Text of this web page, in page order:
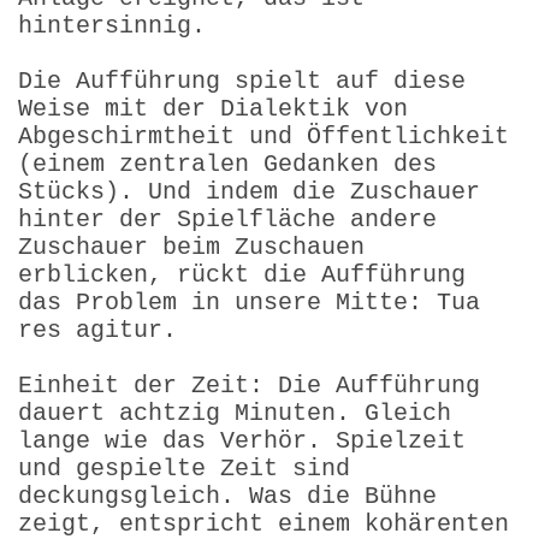
hintersinnig.
Die Aufführung spielt auf diese
Weise mit der Dialektik von
Abgeschirmtheit und Öffentlichkeit
(einem zentralen Gedanken des
Stücks). Und indem die Zuschauer
hinter der Spielfläche andere
Zuschauer beim Zuschauen
erblicken, rückt die Aufführung
das Problem in unsere Mitte: Tua
res agitur.
Einheit der Zeit: Die Aufführung
dauert achtzig Minuten. Gleich
lange wie das Verhör. Spielzeit
und gespielte Zeit sind
deckungsgleich. Was die Bühne
zeigt, entspricht einem kohärenten